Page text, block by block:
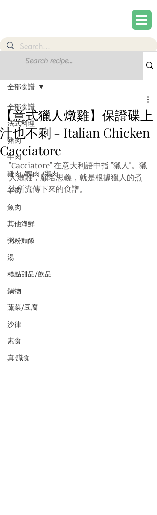
註冊
全部食譜
法式料理
豬肉
牛肉
雞肉 /鴨肉 /鵝肉
羊肉
魚肉
其他海鮮
粥粉麵飯
湯
糕點甜品/飲品
鍋物
蔬菜/豆腐
沙律
素食
真·識食
全部食譜
【意式獵人燉雞】保證碟上
汁也不剩 - Italian Chicken
Cacciatore
"Cacciatore" 在意大利語中指 "獵人"。獵
人燉雞，顧名思義，就是根據獵人的煮
法所流傳下來的食譜。